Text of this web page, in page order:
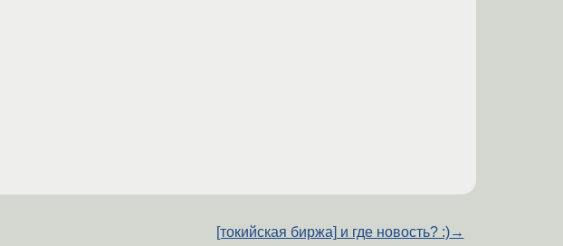
[токийская биржа] и где новость? :)→